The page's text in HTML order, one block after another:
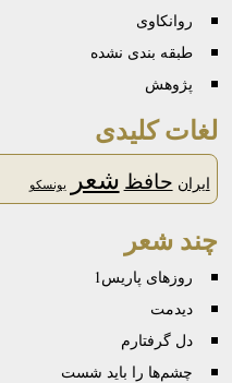
روانكاوی
طبقه بندی نشده
پژوهش
لغات کلیدی
ایران حافظ شعر یونسکو
چند شعر
روزهای پاریس1
دیدمت
دل‌ گرفتارم
چشم‌ها را باید شست